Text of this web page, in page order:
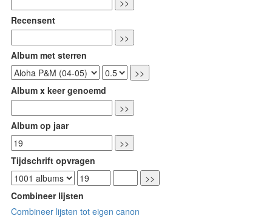
Recensent
Album met sterren
Album x keer genoemd
Album op jaar
Tijdschrift opvragen
Combineer lijsten
Combineer lijsten tot eigen canon